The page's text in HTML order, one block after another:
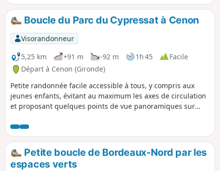
Boucle du Parc du Cypressat à Cenon
Visorandonneur
5,25 km
+91 m -92 m 1h 45
Facile
Départ à Cenon (Gironde)
Petite randonnée facile accessible à tous, y compris aux
jeunes enfants, évitant au maximum les axes de circulation
et proposant quelques points de vue panoramiques sur
midi en famille.
Petite boucle de Bordeaux-Nord par les
espaces verts